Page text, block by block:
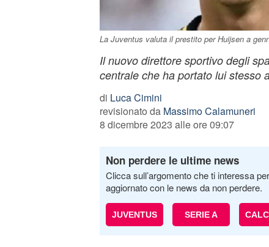
La Juventus valuta il prestito per Huijsen a
Il nuovo direttore sportivo degli
centrale che ha portato lui stesso
di Luca Cimini
revisionato da Massimo Calamuneri
8 dicembre 2023 alle ore 09:07
Non perdere le ultime news
Clicca sull’argomento che ti interessa
aggiornato con le news da non perdere.
JUVENTUS SERIE A